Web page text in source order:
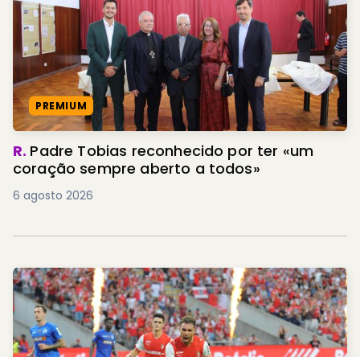
PREMIUM
R. Padre Tobias reconhecido por ter «um
coração sempre aberto a todos»
6 agosto 2026